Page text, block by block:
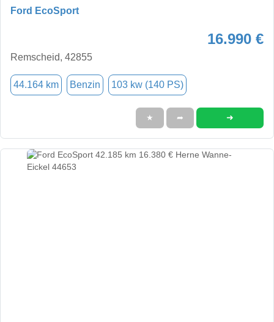
Ford EcoSport
16.990 €
Remscheid, 42855
44.164 km Benzin 103 kw (140 PS)
★ ➦ ➜